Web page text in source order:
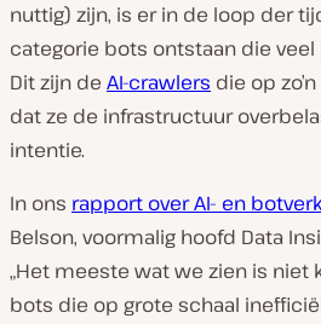
nuttig) zijn, is er in de loop der
categorie bots ontstaan die
Dit zijn de AI-crawlers die op
dat ze de infrastructuur
intentie.
In ons rapport over AI- en
Belson, voormalig hoofd Data
„Het meeste wat we zien is niet
bots die op grote schaal